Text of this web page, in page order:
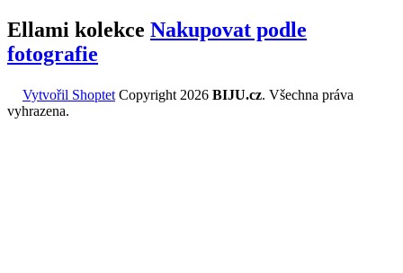
Ellami kolekce Nakupovat podle
fotografie
Vytvořil Shoptet Copyright 2026 BIJU.cz. Všechna práva
vyhrazena.